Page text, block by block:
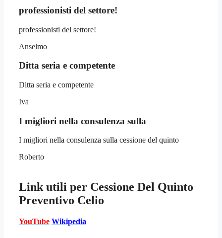
professionisti del settore!
professionisti del settore!
Anselmo
Ditta seria e competente
Ditta seria e competente
Iva
I migliori nella consulenza sulla
I migliori nella consulenza sulla cessione del quinto
Roberto
Link utili per Cessione Del Quinto
Preventivo Celio
YouTube Wikipedia